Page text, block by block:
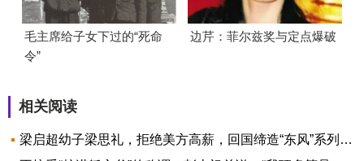
毛主席给子女下过的“死命
令”
边芹：菲尔兹奖与定点爆破
相关阅读
梁启超幼子梁思礼，拒绝美方高薪，回国缔造“东风”系列，用67年助力祖国航天腾飞